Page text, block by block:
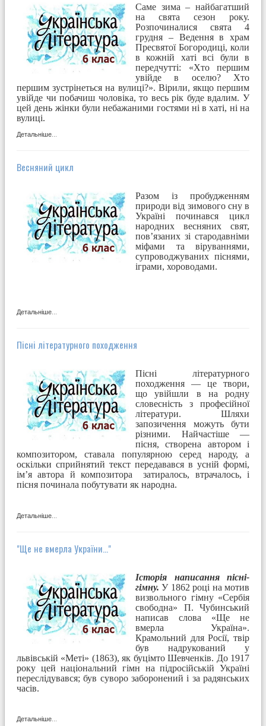
Саме зима – найбагатший
на свята сезон року.
Розпочиналися свята 4
грудня – Ведення в храм
Пресвятої Богородиці, коли
в кожній хаті всі були в
передчутті: «Хто першим
увійде в оселю? Хто
першим зустрінеться на вулиці?». Вірили, якщо першим
увійде чи побачиш чоловіка, то весь рік буде вдалим. У
цей день жінки були небажаними гостями ні в хаті, ні на
вулиці.
Детальніше...
Весняний цикл
Разом із пробудженням
природи від зимового сну в
Україні починався цикл
народних весняних свят,
пов’язаних зі стародавніми
міфами та віруваннями,
супроводжуваних піснями,
іграми, хороводами.
Детальніше...
Пісні літературного походження
Пісні літературного
походження — це твори,
що увійшли в на­ родну
словесність з професійної
літератури. Шляхи
запозичення можуть бути
різними. Найчастіше —
пісня, створена автором і
композитором, ставала популярною серед народу, а
оскільки сприйнятий текст передавався в усній формі,
ім’я автора й композитора за­тиралось, втрачалось, і
пісня починала побутувати як народна.
Детальніше...
"Ще не вмерла України..."
Історія написання пісні-
гімну.У 1862 році на мотив
визвольного гімну «Сербія
свободна» П. Чубинський
написав слова «Ще не
вмерла Україна».
Крамольний для Росії, твір
був надрукований у
львівській «Меті» (1863), як буцімто Шевченків. До 1917
року цей національний гімн на підросійській Україні
переслідувався; був суворо заборонений і за радянських
часів.
Детальніше...